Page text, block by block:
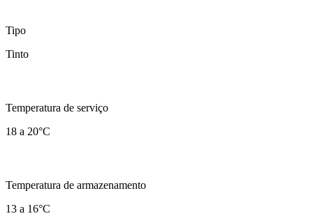
Tipo
Tinto
Temperatura de serviço
18 a 20°C
Temperatura de armazenamento
13 a 16°C